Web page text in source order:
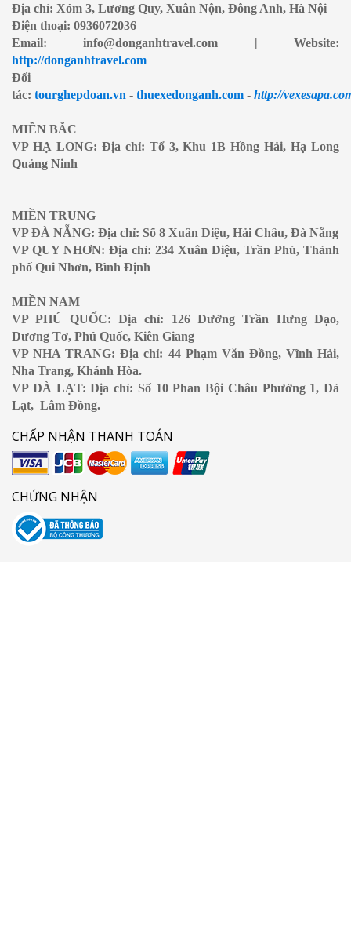
Địa chỉ: Xóm 3, Lương Quy, Xuân Nộn, Đông Anh, Hà Nội
Điện thoại: 0936072036
Email: info@donganhtravel.com | Website:
http://donganhtravel.com
Đối
tác: tourghepdoan.vn - thuexedonganh.com - http://
MIỀN BẮC
VP HẠ LONG: Địa chỉ: Tổ 3, Khu 1B Hồng Hải, Hạ Long
Quảng Ninh
MIỀN TRUNG
VP ĐÀ NẴNG: Địa chỉ: Số 8 Xuân Diệu, Hải Châu, Đà Nẵng
VP QUY NHƠN: Địa chỉ: 234 Xuân Diệu, Trần Phú, Thành
phố Qui Nhơn, Bình Định
MIỀN NAM
VP PHÚ QUỐC: Địa chỉ: 126 Đường Trần Hưng Đạo,
Dương Tơ, Phú Quốc, Kiên Giang
VP NHA TRANG: Địa chỉ: 44 Phạm Văn Đồng, Vĩnh Hải,
Nha Trang, Khánh Hòa.
VP ĐÀ LẠT: Địa chỉ: Số 10 Phan Bội Châu Phường 1, Đà
Lạt, Lâm Đồng.
CHẤP NHẬN THANH TOÁN
CHỨNG NHẬN